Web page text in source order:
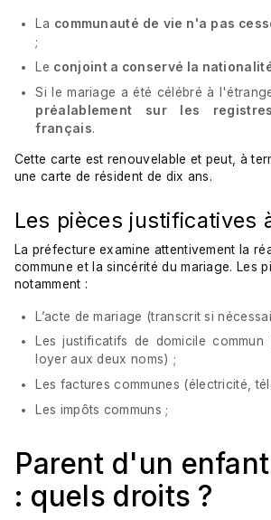
La communauté de vie n'a pas
;
Le conjoint a conservé la
Si le mariage a été célébré à
préalablement sur les
français.
Cette carte est renouvelable et peut, à
une carte de résident de dix ans.
Les pièces justificatives
La préfecture examine attentivement la
commune et la sincérité du mariage. Les
notamment :
L’acte de mariage (transcrit si
Les justificatifs de domicile commun
loyer aux deux noms) ;
Les factures communes (électricité,
Les impôts communs ;
Parent d'un
: quels droits ?